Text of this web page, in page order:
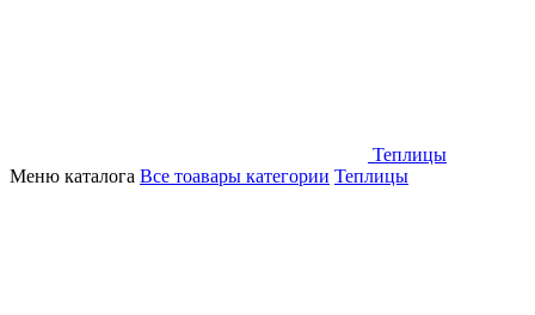
Теплицы
Меню каталога Все тоавары категории Теплицы